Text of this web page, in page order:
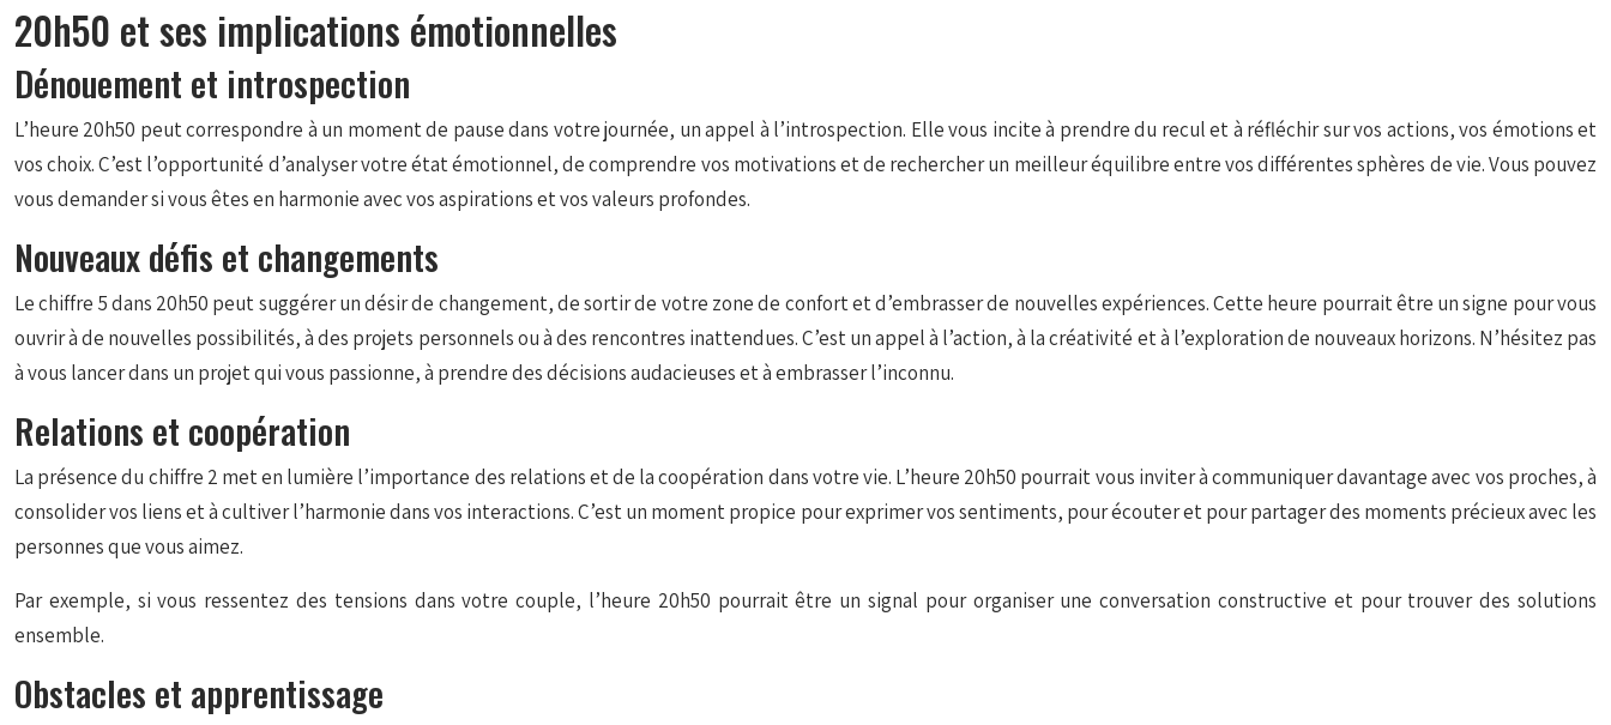
20h50 et ses implications émotionnelles
Dénouement et introspection
L’heure 20h50 peut correspondre à un moment de pause dans votre journée, un appel à l’introspection. Elle vous incite à prendre du recul et à réfléchir sur vos actions, vos émotions et
vos choix. C’est l’opportunité d’analyser votre état émotionnel, de comprendre vos motivations et de rechercher un meilleur équilibre entre vos différentes sphères de vie. Vous pouvez
vous demander si vous êtes en harmonie avec vos aspirations et vos valeurs profondes.
Nouveaux défis et changements
Le chiffre 5 dans 20h50 peut suggérer un désir de changement, de sortir de votre zone de confort et d’embrasser de nouvelles expériences. Cette heure pourrait être un signe pour vous
ouvrir à de nouvelles possibilités, à des projets personnels ou à des rencontres inattendues. C’est un appel à l’action, à la créativité et à l’exploration de nouveaux horizons. N’hésitez pas
à vous lancer dans un projet qui vous passionne, à prendre des décisions audacieuses et à embrasser l’inconnu.
Relations et coopération
La présence du chiffre 2 met en lumière l’importance des relations et de la coopération dans votre vie. L’heure 20h50 pourrait vous inviter à communiquer davantage avec vos proches, à
consolider vos liens et à cultiver l’harmonie dans vos interactions. C’est un moment propice pour exprimer vos sentiments, pour écouter et pour partager des moments précieux avec les
personnes que vous aimez.
Par exemple, si vous ressentez des tensions dans votre couple, l’heure 20h50 pourrait être un signal pour organiser une conversation constructive et pour trouver des solutions
ensemble.
Obstacles et apprentissage